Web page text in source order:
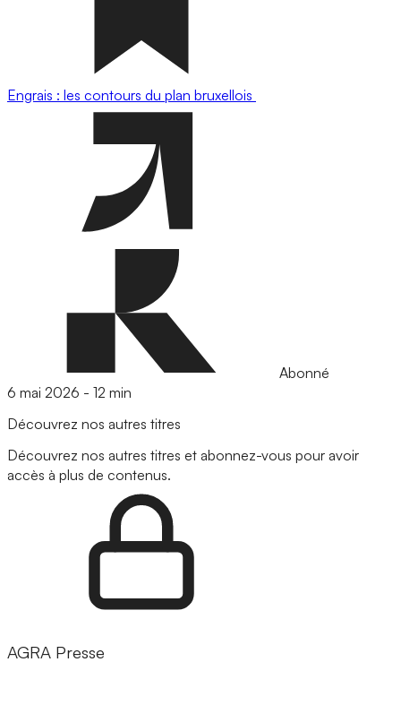
Engrais : les contours du plan bruxellois
Abonné
6 mai 2026 - 12 min
Découvrez nos autres titres
Découvrez nos autres titres et abonnez-vous pour avoir
accès à plus de contenus.
AGRA Presse